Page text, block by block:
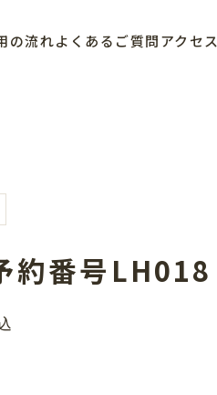
の流れよくあるご質問アクセス
番号LH018